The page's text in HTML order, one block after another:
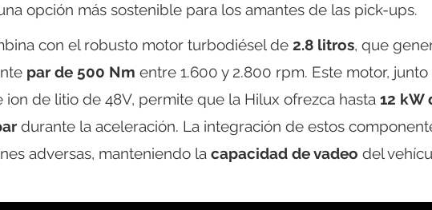
opción más sostenible para los amantes de las pick-ups.
con el robusto motor turbodiésel de 2.8 litros, que
par de 500 Nm entre 1.600 y 2.800 rpm. Este motor, junto
de litio de 48V, permite que la Hilux ofrezca hasta 12 kW
durante la aceleración. La integración de estos
adversas, manteniendo la capacidad de vadeo del